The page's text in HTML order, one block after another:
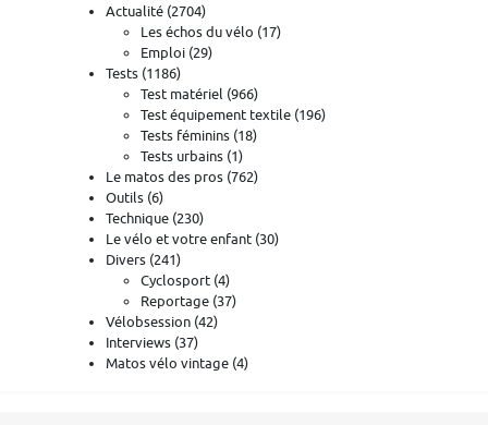
Actualité (2704)
Les échos du vélo (17)
Emploi (29)
Tests (1186)
Test matériel (966)
Test équipement textile (196)
Tests féminins (18)
Tests urbains (1)
Le matos des pros (762)
Outils (6)
Technique (230)
Le vélo et votre enfant (30)
Divers (241)
Cyclosport (4)
Reportage (37)
Vélobsession (42)
Interviews (37)
Matos vélo vintage (4)